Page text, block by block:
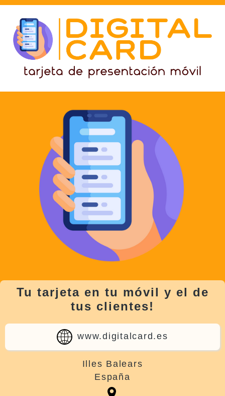
Tu tarjeta en tu móvil y el de
tus clientes!
www.digitalcard.es
Illes Balears
España